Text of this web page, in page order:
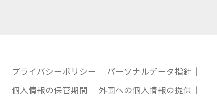
プライバシーポリシー
パーソナルデータ指針
個人情報の保管期間
外国への個人情報の提供